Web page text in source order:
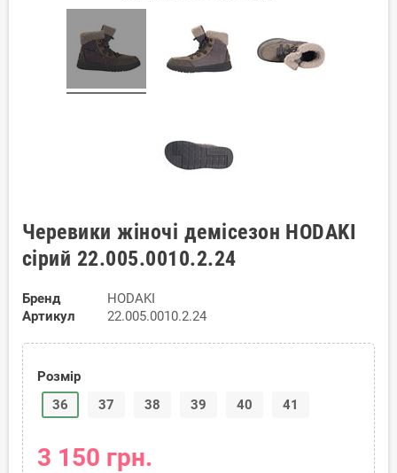
Черевики жіночі демісезон HODAKI
сірий 22.005.0010.2.24
Бренд
HODAKI
Артикул
22.005.0010.2.24
Розмір
36
37 38 39 40 41
3 150 грн.